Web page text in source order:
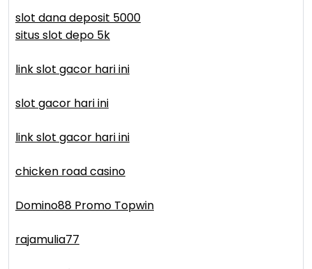
slot dana deposit 5000
situs slot depo 5k
link slot gacor hari ini
slot gacor hari ini
link slot gacor hari ini
chicken road casino
Domino88 Promo Topwin
rajamulia77